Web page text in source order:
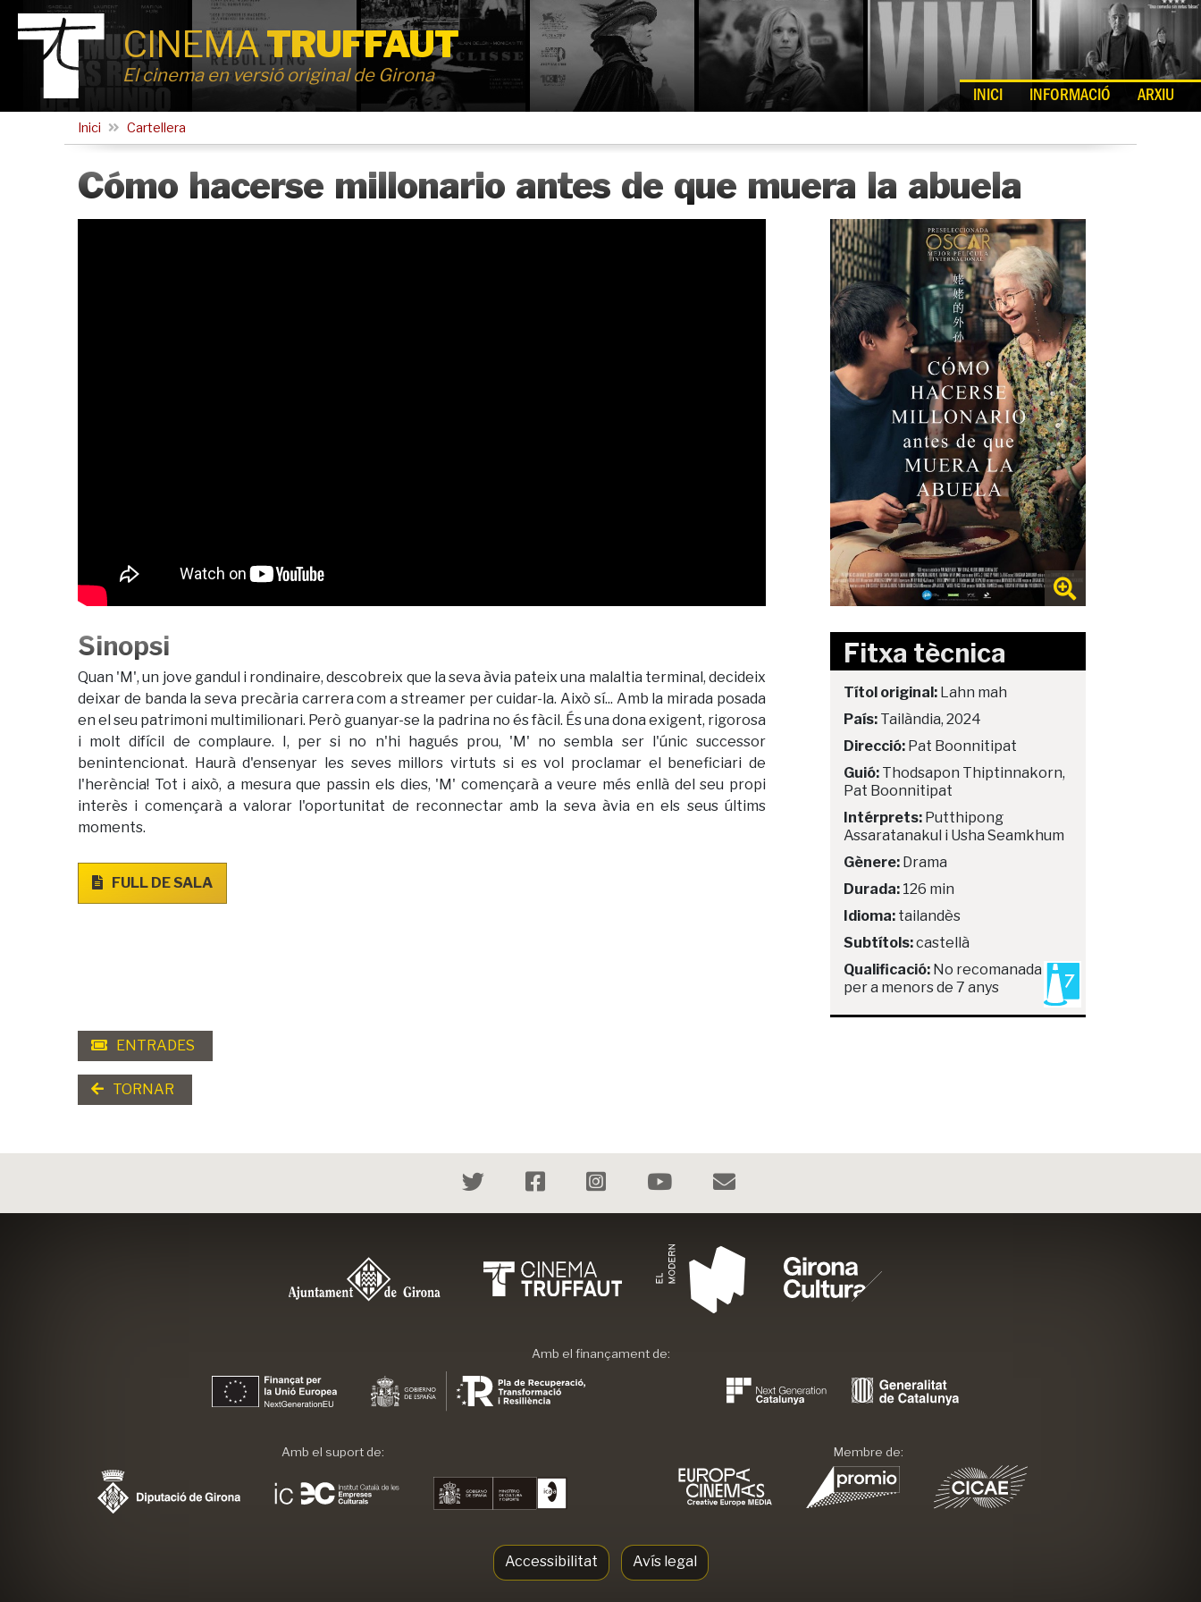
CINEMATRUFFAUT
El cinema en versió original de Girona
INICI INFORMACIÓ ARXIU
Inici Cartellera
Cómo hacerse millonario antes de que muera la abuela
Sinopsi
Quan 'M', un jove gandul i rondinaire, descobreix que la seva àvia pateix una malaltia terminal, decideix
deixar de banda la seva precària carrera com a streamer per cuidar-la. Això sí... Amb la mirada posada
en el seu patrimoni multimilionari. Però guanyar-se la padrina no és fàcil. És una dona exigent, rigorosa
i molt difícil de complaure. I, per si no n'hi hagués prou, 'M' no sembla ser l'únic successor
benintencionat. Haurà d'ensenyar les seves millors virtuts si es vol proclamar el beneficiari de
l'herència! Tot i això, a mesura que passin els dies, 'M' començarà a veure més enllà del seu propi
interès i començarà a valorar l'oportunitat de reconnectar amb la seva àvia en els seus últims
moments.
FULL DE SALA
Fitxa tècnica
Títol original: Lahn mah
País: Tailàndia, 2024
Direcció: Pat Boonnitipat
Guió: Thodsapon Thiptinnakorn,
Pat Boonnitipat
Intérprets: Putthipong
Assaratanakul i Usha Seamkhum
Gènere: Drama
Durada: 126 min
Idioma: tailandès
Subtítols:castellà
Qualificació: No recomanada
per a menors de 7 anys
ENTRADES
TORNAR
Amb el finançament de:
Amb el suport de: Membre de:
Accessibilitat Avís legal